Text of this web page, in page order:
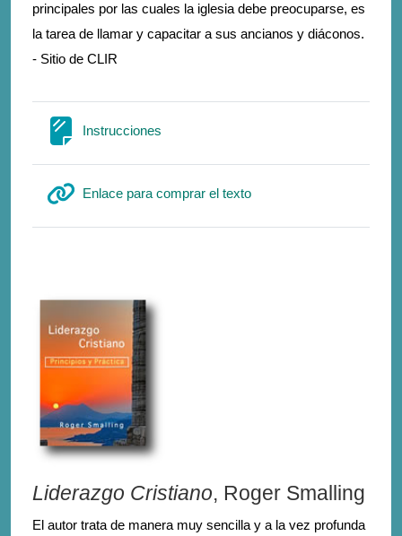
principales por las cuales la iglesia debe preocuparse, es
la tarea de llamar y capacitar a sus ancianos y diáconos.
- Sitio de CLIR
Instrucciones
Enlace para comprar el textoΔιεύθυνση URL
Liderazgo Cristiano, Roger Smalling
El autor trata de manera muy sencilla y a la vez profunda